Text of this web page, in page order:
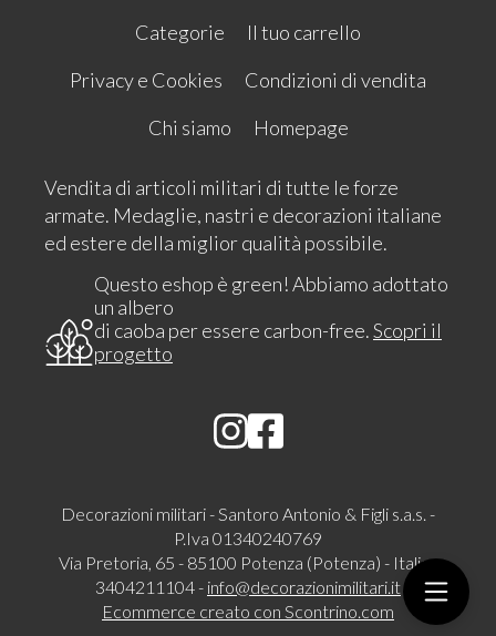
Categorie
Il tuo carrello
Privacy e Cookies
Condizioni di vendita
Chi siamo
Homepage
Vendita di articoli militari di tutte le forze
armate. Medaglie, nastri e decorazioni italiane
ed estere della miglior qualità possibile.
Questo eshop è green! Abbiamo adottato
un albero
di caoba per essere carbon-free.Scopri il
progetto
Decorazioni militari - Santoro Antonio & Figli s.a.s. -
P.Iva 01340240769
Via Pretoria, 65 - 85100 Potenza (Potenza) - Italia -
3404211104 - info@decorazionimilitari.it
Ecommerce creato con Scontrino.com